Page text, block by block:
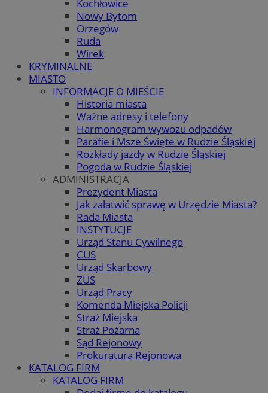
Kochłowice
Nowy Bytom
Orzegów
Ruda
Wirek
KRYMINALNE
MIASTO
INFORMACJE O MIEŚCIE
Historia miasta
Ważne adresy i telefony
Harmonogram wywozu odpadów
Parafie i Msze Święte w Rudzie Śląskiej
Rozkłady jazdy w Rudzie Śląskiej
Pogoda w Rudzie Śląskiej
ADMINISTRACJA
Prezydent Miasta
Jak załatwić sprawę w Urzędzie Miasta?
Rada Miasta
INSTYTUCJE
Urząd Stanu Cywilnego
CUS
Urząd Skarbowy
ZUS
Urząd Pracy
Komenda Miejska Policji
Straż Miejska
Straż Pożarna
Sąd Rejonowy
Prokuratura Rejonowa
KATALOG FIRM
KATALOG FIRM